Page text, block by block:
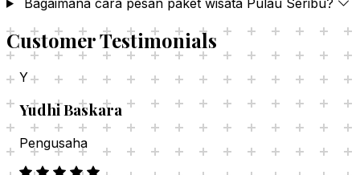
Customer Testimonials
Y
Yudhi Baskara
Pengusaha